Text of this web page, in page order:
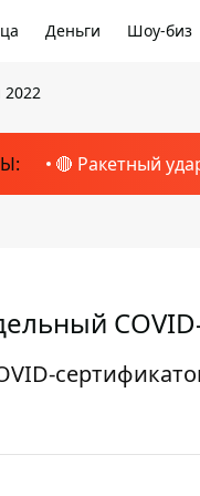
Деньги Шоу-биз
2022
🔴 Ракетный